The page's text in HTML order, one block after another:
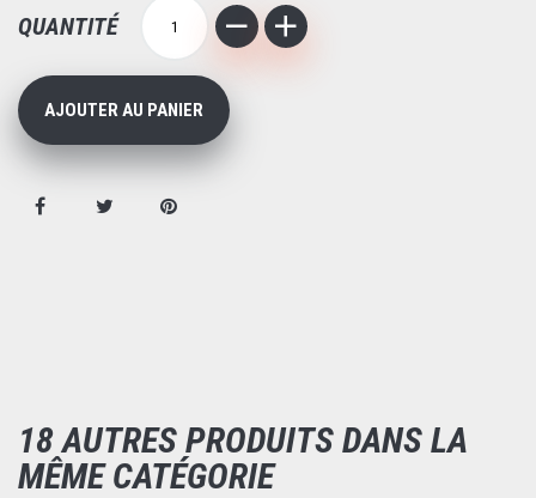
QUANTITÉ
AJOUTER AU PANIER
18 AUTRES PRODUITS DANS LA
MÊME CATÉGORIE